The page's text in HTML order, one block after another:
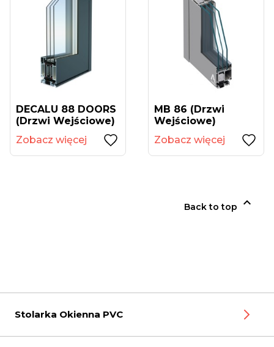
DECALU 88 DOORS
(drzwi Wejściowe)
Zobacz więcej
MB 86 (drzwi
Wejściowe)
Zobacz więcej
Back to top 
Stolarka Okienna PVC